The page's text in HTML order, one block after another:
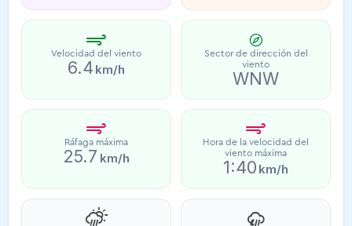
Velocidad del viento
6.4 km/h
Sector de dirección del
viento
WNW
Ráfaga máxima
25.7 km/h
Hora de la velocidad del
viento máxima
1:40 km/h